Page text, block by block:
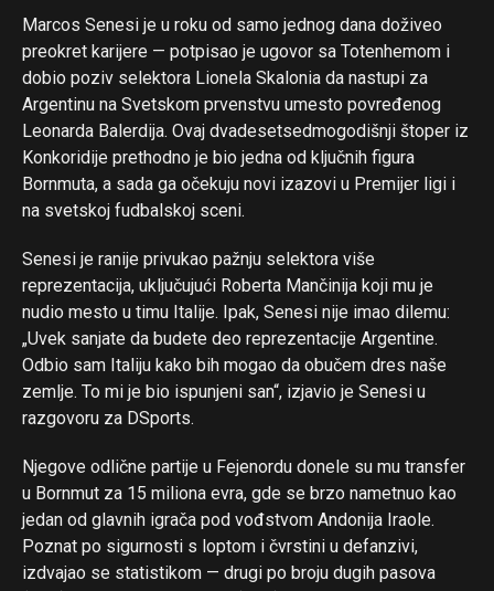
Marcos Senesi je u roku od samo jednog dana doživeo
preokret karijere — potpisao je ugovor sa Totenhemom i
dobio poziv selektora Lionela Skalonia da nastupi za
Argentinu na Svetskom prvenstvu umesto povređenog
Leonarda Balerdija. Ovaj dvadesetsedmogodišnji štoper iz
Konkoridije prethodno je bio jedna od ključnih figura
Bornmuta, a sada ga očekuju novi izazovi u Premijer ligi i
na svetskoj fudbalskoj sceni.
Senesi je ranije privukao pažnju selektora više
reprezentacija, uključujući Roberta Mančinija koji mu je
nudio mesto u timu Italije. Ipak, Senesi nije imao dilemu:
„Uvek sanjate da budete deo reprezentacije Argentine.
Odbio sam Italiju kako bih mogao da obučem dres naše
zemlje. To mi je bio ispunjeni san“, izjavio je Senesi u
razgovoru za DSports.
Njegove odlične partije u Fejenordu donele su mu transfer
u Bornmut za 15 miliona evra, gde se brzo nametnuo kao
jedan od glavnih igrača pod vođstvom Andonija Iraole.
Poznat po sigurnosti s loptom i čvrstini u defanzivi,
izdvajao se statistikom — drugi po broju dugih pasova